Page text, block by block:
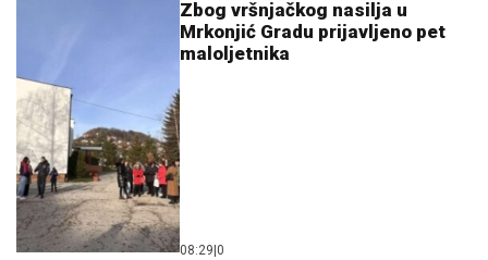
Zbog vršnjačkog nasilja u
Mrkonjić Gradu prijavljeno pet
maloljetnika
08:29 0